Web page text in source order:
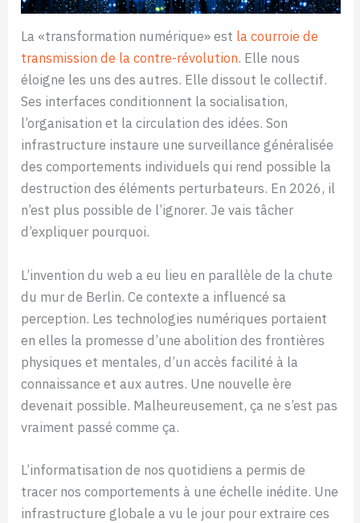
La «transformation numérique» est la courroie de
transmission de la contre-révolution. Elle nous
éloigne les uns des autres. Elle dissout le collectif.
Ses interfaces conditionnent la socialisation,
l’organisation et la circulation des idées. Son
infrastructure instaure une surveillance généralisée
des comportements individuels qui rend possible la
destruction des éléments perturbateurs. En 2026, il
n’est plus possible de l’ignorer. Je vais tâcher
d’expliquer pourquoi.
L’invention du web a eu lieu en parallèle de la chute
du mur de Berlin. Ce contexte a influencé sa
perception. Les technologies numériques portaient
en elles la promesse d’une abolition des frontières
physiques et mentales, d’un accès facilité à la
connaissance et aux autres. Une nouvelle ère
devenait possible. Malheureusement, ça ne s’est pas
vraiment passé comme ça.
L’informatisation de nos quotidiens a permis de
tracer nos comportements à une échelle inédite. Une
infrastructure globale a vu le jour pour extraire ces